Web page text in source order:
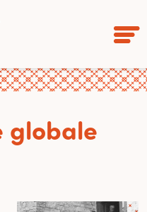
globale